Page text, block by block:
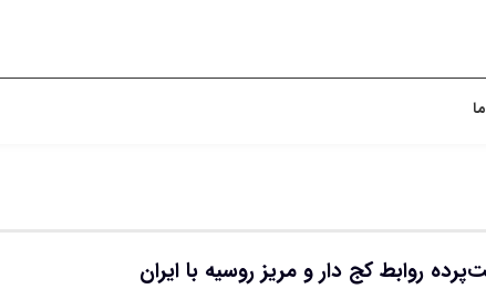
روابط کج دار و مریز روسیه با ایران